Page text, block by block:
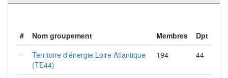
# Nom groupement Membres
Dpt
-
Territoire d'énergie Loire Atlantique
(TE44)
194 44